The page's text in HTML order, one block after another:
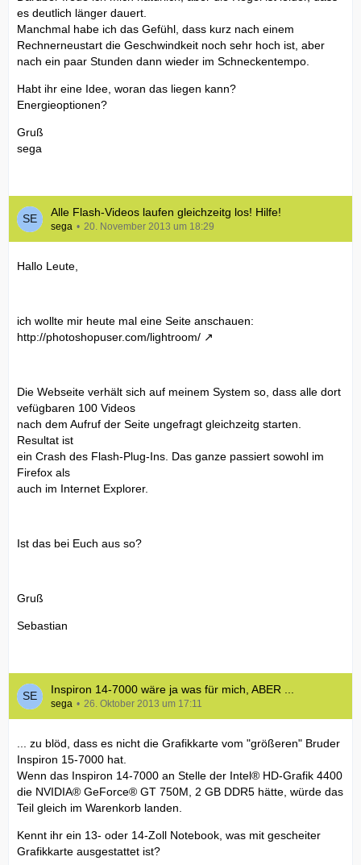
es deutlich länger dauert.
Manchmal habe ich das Gefühl, dass kurz nach einem
Rechnerneustart die Geschwindkeit noch sehr hoch ist, aber
nach ein paar Stunden dann wieder im Schneckentempo.
Habt ihr eine Idee, woran das liegen kann?
Energieoptionen?
Gruß
sega
Alle Flash-Videos laufen gleichzeitg los! Hilfe!
sega 20. November 2013 um 18:29
Hallo Leute,
ich wollte mir heute mal eine Seite anschauen:
http://photoshopuser.com/lightroom/
Die Webseite verhält sich auf meinem System so, dass alle dort
vefügbaren 100 Videos
nach dem Aufruf der Seite ungefragt gleichzeitg starten.
Resultat ist
ein Crash des Flash-Plug-Ins. Das ganze passiert sowohl im
Firefox als
auch im Internet Explorer.
Ist das bei Euch aus so?
Gruß
Sebastian
Inspiron 14-7000 wäre ja was für mich, ABER ...
sega 26. Oktober 2013 um 17:11
... zu blöd, dass es nicht die Grafikkarte vom "größeren" Bruder
Inspiron 15-7000 hat.
Wenn das Inspiron 14-7000 an Stelle der Intel® HD-Grafik 4400
die NVIDIA® GeForce® GT 750M, 2 GB DDR5 hätte, würde das
Teil gleich im Warenkorb landen.
Kennt ihr ein 13- oder 14-Zoll Notebook, was mit gescheiter
Grafikkarte ausgestattet ist?